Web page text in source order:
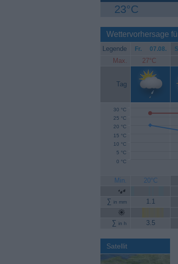
23°C
Wettervorhersage
Legende Fr. 07.08.
Max. 27°C
Tag
0 °C
5 °C
10 °C
15 °C
20 °C
25 °C
30 °C
Min. 20°C
∑ in mm 1.1
∑ in h 3.5
Satellit